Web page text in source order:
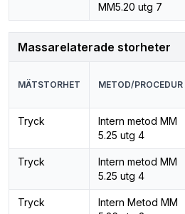
MM5.20 utg 7
Massarelaterade storheter
MÄTSTORHET METOD/PROCEDUR
Tryck
Intern metod MM
5.25 utg 4
Tryck
Intern metod MM
5.25 utg 4
Tryck
Intern Metod MM